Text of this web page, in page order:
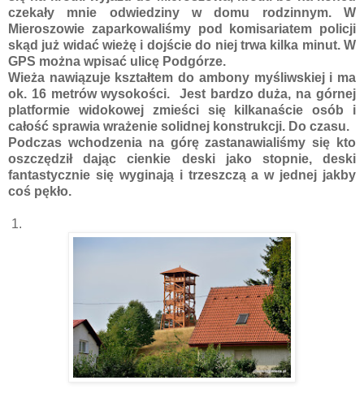
czekały mnie odwiedziny w domu rodzinnym. W
Mieroszowie zaparkowaliśmy pod komisariatem policji
skąd już widać wieżę i dojście do niej trwa kilka minut. W
GPS można wpisać ulicę Podgórze.
Wieża nawiązuje kształtem do ambony myśliwskiej i ma
ok. 16 metrów wysokości. Jest bardzo duża, na górnej
platformie widokowej zmieści się kilkanaście osób i
całość sprawia wrażenie solidnej konstrukcji. Do czasu.
Podczas wchodzenia na górę zastanawialiśmy się kto
oszczędził dając cienkie deski jako stopnie, deski
fantastycznie się wyginają i trzeszczą a w jednej jakby
coś pękło.
1.